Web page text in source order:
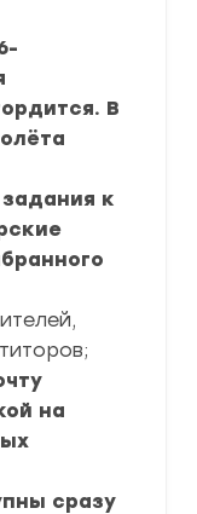
В
к
на
сразу